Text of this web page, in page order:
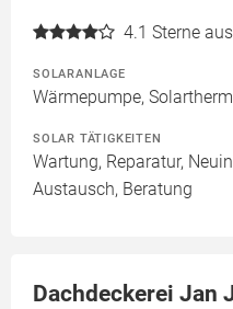
4.1 Sterne
SOLARANLAGE
Wärmepumpe,
SOLAR TÄTIGKEITEN
Wartung, Reparatur,
Austausch, Beratung
Dachdeckerei Jan